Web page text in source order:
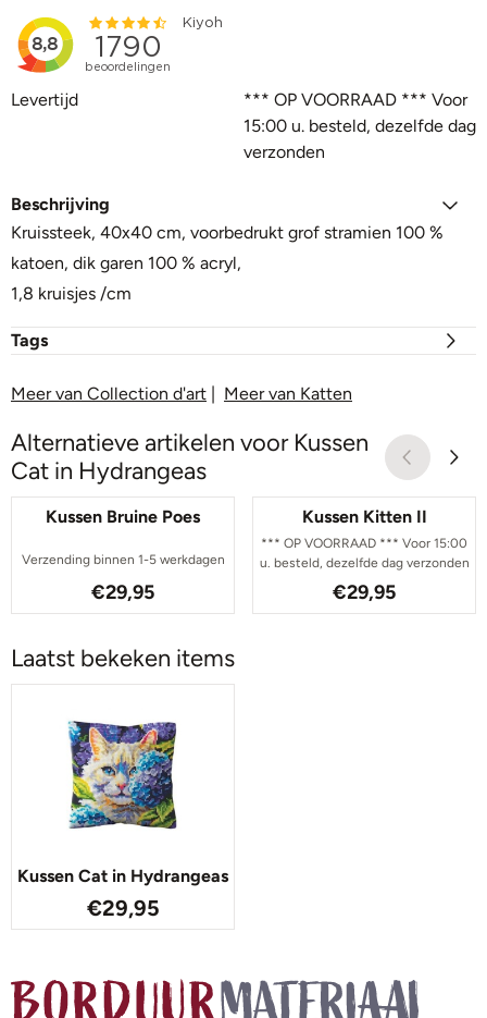
Levertijd
*** OP VOORRAAD *** Voor
15:00 u. besteld, dezelfde dag
verzonden
Beschrijving
Kruissteek, 40x40 cm, voorbedrukt grof stramien 100 %
katoen, dik garen 100 % acryl,
1,8 kruisjes /cm
Tags
Meer van Collection d'art Meer van Katten
Alternatieve artikelen voor Kussen
Cat in Hydrangeas
Kussen Bruine Poes
Verzending binnen 1-5 werkdagen
Prijs: 29,95
€29,95
Kussen Kitten II
*** OP VOORRAAD *** Voor 15:00
u. besteld, dezelfde dag verzonden
Prijs: 29,95
€29,95
Laatst bekeken items
Kussen Cat in Hydrangeas
€29,95